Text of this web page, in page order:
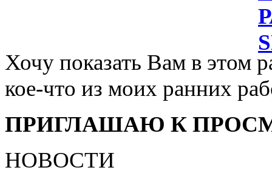
Хочу показать Вам в этом
кое-что из моих ранних
ПРИГЛАШАЮ К
НОВОСТИ